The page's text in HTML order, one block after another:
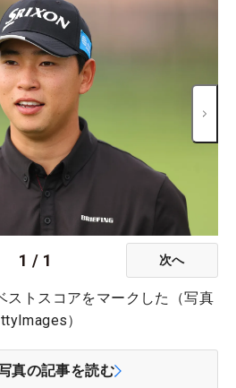
1 / 1 次へ
ストスコアをマークした（写真
）
真の記事を読む